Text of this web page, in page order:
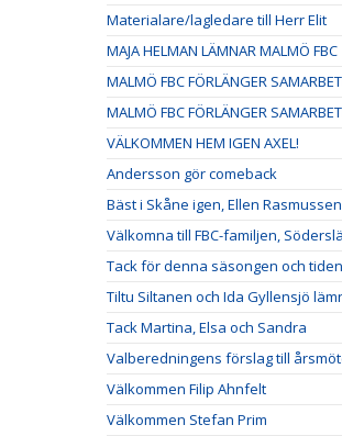
Materialare/lagledare till Herr Elit
MAJA HELMAN LÄMNAR MALMÖ FBC
MALMÖ FBC FÖRLÄNGER
MALMÖ FBC FÖRLÄNGER
VÄLKOMMEN HEM IGEN AXEL!
Andersson gör comeback
Bäst i Skåne igen, Ellen
Välkomna till FBC-familjen,
Tack för denna säsongen och
Tiltu Siltanen och Ida Gyllensjö
Tack Martina, Elsa och Sandra
Valberedningens förslag till
Välkommen Filip Ahnfelt
Välkommen Stefan Prim